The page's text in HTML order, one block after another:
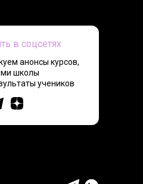
в соцсетях
анонсы курсов,
школы
учеников